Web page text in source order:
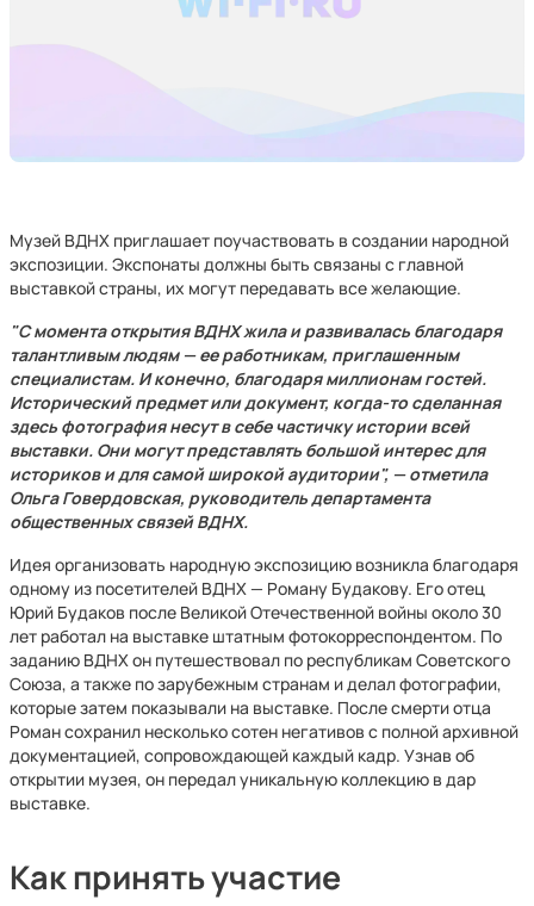
Музей ВДНХ приглашает поучаствовать в создании народной
экспозиции. Экспонаты должны быть связаны с главной
выставкой страны, их могут передавать все желающие.
"С момента открытия ВДНХ жила и развивалась благодаря
талантливым людям — ее работникам, приглашенным
специалистам. И конечно, благодаря миллионам гостей.
Исторический предмет или документ, когда-то сделанная
здесь фотография несут в себе частичку истории всей
выставки. Они могут представлять большой интерес для
историков и для самой широкой аудитории", — отметила
Ольга Говердовская, руководитель департамента
общественных связей ВДНХ.
Идея организовать народную экспозицию возникла благодаря
одному из посетителей ВДНХ — Роману Будакову. Его отец
Юрий Будаков после Великой Отечественной войны около 30
лет работал на выставке штатным фотокорреспондентом. По
заданию ВДНХ он путешествовал по республикам Советского
Союза, а также по зарубежным странам и делал фотографии,
которые затем показывали на выставке. После смерти отца
Роман сохранил несколько сотен негативов с полной архивной
документацией, сопровождающей каждый кадр. Узнав об
открытии музея, он передал уникальную коллекцию в дар
выставке.
Как принять участие